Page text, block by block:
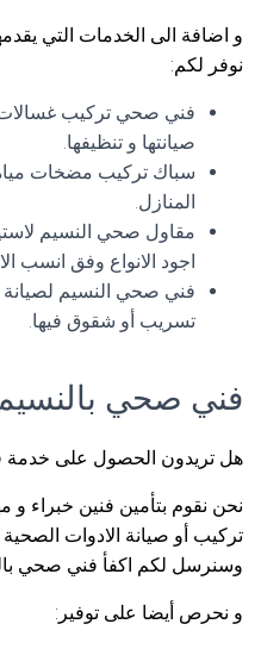
و اضافة الى الخدمات التي
نوفر لكم:
فني صحي تركيب غسالات
صيانتها و تنظيفها.
سباك تركيب مضخات مياه
المنازل.
مقاول صحي النسيم
اجود الانواع وفق انسب
فني صحي النسيم لصيانة
تسريب أو شقوق فيها.
فني صحي
هل تريدون الحصول على خدمة
نحن نقوم بتأمين فنين خبراء و
تركيب أو صيانة الادوات
وسنرسل لكم اكفأ فني صحي
و نحرص أيضا على توفير: